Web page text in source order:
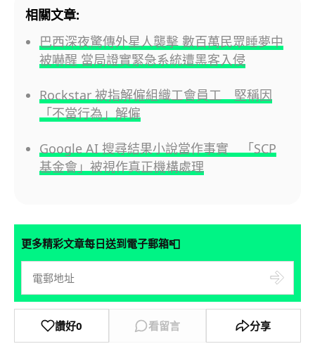
相關文章:
巴西深夜驚傳外星人襲擊 數百萬民眾睡夢中
被嚇醒 當局證實緊急系統遭黑客入侵
Rockstar 被指解僱組織工會員工 堅稱因
「不當行為」解僱
Google AI 搜尋結果小說當作事實 「SCP
基金會」被視作真正機構處理
更多精彩文章每日送到電子郵箱📮
讚好0 看留言 分享